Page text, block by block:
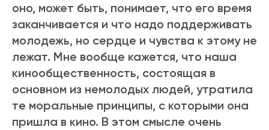
оно, может быть, понимает, что его время
заканчивается и что надо поддерживать
молодежь, но сердце и чувства к этому не
лежат. Мне вообще кажется, что наша
кинообщественность, состоящая в
основном из немолодых людей, утратила
те моральные принципы, с которыми она
пришла в кино. В этом смысле очень